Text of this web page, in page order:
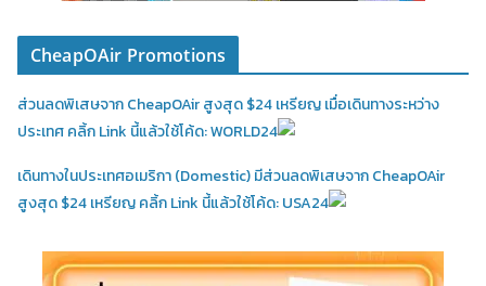
CheapOAir Promotions
ส่วนลดพิเสษจาก CheapOAir สูงสุด $24 เหรียญ เมื่อเดินทางระหว่าง
ประเทศ คลิ้ก Link นี้แล้วใช้โค้ด: WORLD24
เดินทางในประเทศอเมริกา (Domestic)มีส่วนลดพิเสษจาก CheapOAir
สูงสุด $24 เหรียญ คลิ้ก Link นี้แล้วใช้โค้ด: USA24